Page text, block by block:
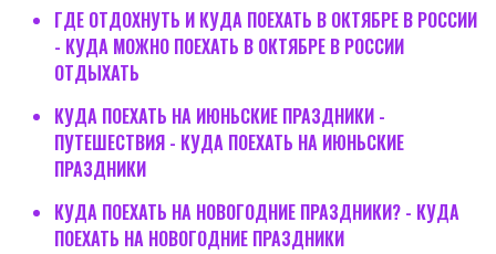
ГДЕ ОТДОХНУТЬ И КУДА ПОЕХАТЬ В ОКТЯБРЕ В РОССИИ
- КУДА МОЖНО ПОЕХАТЬ В ОКТЯБРЕ В РОССИИ
ОТДЫХАТЬ
КУДА ПОЕХАТЬ НА ИЮНЬСКИЕ ПРАЗДНИКИ -
ПУТЕШЕСТВИЯ - КУДА ПОЕХАТЬ НА ИЮНЬСКИЕ
ПРАЗДНИКИ
КУДА ПОЕХАТЬ НА НОВОГОДНИЕ ПРАЗДНИКИ? - КУДА
ПОЕХАТЬ НА НОВОГОДНИЕ ПРАЗДНИКИ